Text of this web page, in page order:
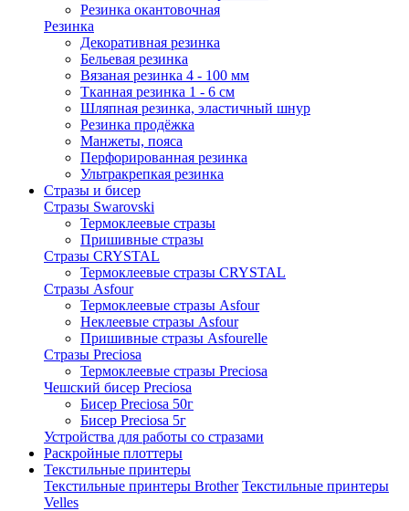
Резинка окантовочная
Резинка
Декоративная резинка
Бельевая резинка
Вязаная резинка 4 - 100 мм
Тканная резинка 1 - 6 см
Шляпная резинка, эластичный шнур
Резинка продёжка
Манжеты, пояса
Перфорированная резинка
Ультракрепкая резинка
Стразы и бисер
Стразы Swarovski
Термоклеевые стразы
Пришивные стразы
Стразы CRYSTAL
Термоклеевые стразы CRYSTAL
Стразы Asfour
Термоклеевые стразы Asfour
Неклеевые стразы Asfour
Пришивные стразы Asfourelle
Стразы Preciosa
Термоклеевые стразы Preciosa
Чешский бисер Preciosa
Бисер Preciosa 50г
Бисер Preciosa 5г
Устройства для работы со стразами
Раскройные плоттеры
Текстильные принтеры
Текстильные принтеры Brother Текстильные принтеры
Velles